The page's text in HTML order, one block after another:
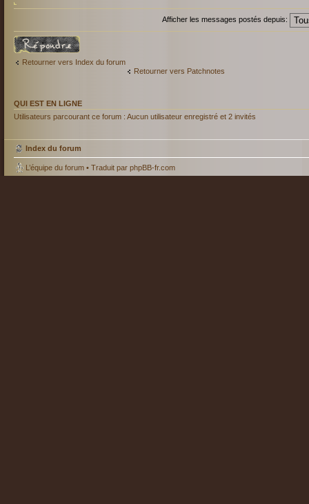
Afficher les messages postés depuis:
Répondre
Retourner vers Index du forum
Retourner vers Patchnotes
QUI EST EN LIGNE
Utilisateurs parcourant ce forum : Aucun utilisateur enregistré et 2 invités
Index du forum
L’équipe du forum • Traduit par phpBB-fr.com